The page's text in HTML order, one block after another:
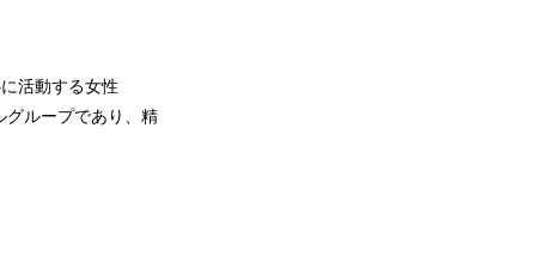
活動する女性
グループであり、精